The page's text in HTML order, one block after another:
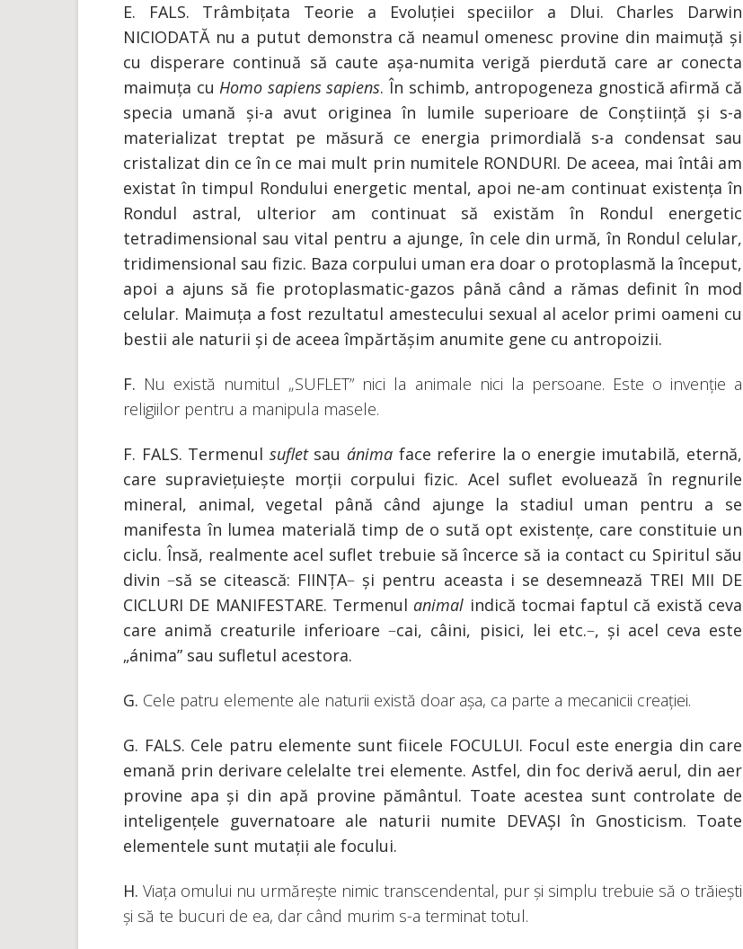
E. FALS. Trâmbițata Teorie a Evoluției speciilor a Dlui. Charles Darwin
NICIODATĂ nu a putut demonstra că neamul omenesc provine din maimuță și
cu disperare continuă să caute așa-numita verigă pierdută care ar conecta
maimuța cuHomo sapiens sapiens. În schimb, antropogeneza gnostică afirmă că
specia umană și-a avut originea în lumile superioare de Conștiință și s-a
materializat treptat pe măsură ce energia primordială s-a condensat sau
cristalizat din ce în ce mai mult prin numitele RONDURI. De aceea, mai întâi am
existat în timpul Rondului energetic mental, apoi ne-am continuat existența în
Rondul astral, ulterior am continuat să existăm în Rondul energetic
tetradimensional sau vital pentru a ajunge, în cele din urmă, în Rondul celular,
tridimensional sau fizic. Baza corpului uman era doar o protoplasmă la început,
apoi a ajuns să fie protoplasmatic-gazos până când a rămas definit în mod
celular. Maimuța a fost rezultatul amestecului sexual al acelor primi oameni cu
bestii ale naturii și de aceea împărtășim anumite gene cu antropoizii.
F. Nu există numitul „SUFLET” nici la animale nici la persoane. Este o invenție a
religiilor pentru a manipula masele.
F. FALS. Termenul sufletsau ánimaface referire la o energie imutabilă, eternă,
care supraviețuiește morții corpului fizic. Acel suflet evoluează în regnurile
mineral, animal, vegetal până când ajunge la stadiul uman pentru a se
manifesta în lumea materială timp de o sută opt existențe, care constituie un
ciclu. Însă, realmente acel suflet trebuie să încerce să ia contact cu Spiritul său
divin–să se citească: FIINȚA– și pentru aceasta i se desemnează TREI MII DE
CICLURI DE MANIFESTARE. Termenul animal indică tocmai faptul că există ceva
care animă creaturile inferioare–cai, câini, pisici, lei etc.–, și acel ceva este
„ánima” sau sufletul acestora.
G. Cele patru elemente ale naturii există doar așa, ca parte a mecanicii creației.
G. FALS. Cele patru elemente sunt fiicele FOCULUI. Focul este energia din care
emană prin derivare celelalte trei elemente. Astfel, din foc derivă aerul, din aer
provine apa și din apă provine pământul. Toate acestea sunt controlate de
inteligențele guvernatoare ale naturii numite DEVAȘI în Gnosticism. Toate
elementele sunt mutații ale focului.
H. Viața omului nu urmărește nimic transcendental, pur și simplu trebuie să o trăiești
și să te bucuri de ea, dar când murim s-a terminat totul.